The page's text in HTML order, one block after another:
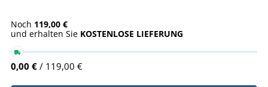
Noch 119,00 €
und erhalten Sie KOSTENLOSE LIEFERUNG
0,00 € / 119,00 €